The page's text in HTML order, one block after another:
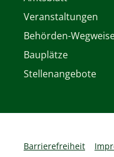
Veranstaltungen
Behörden-
Bauplätze
Stellenangebote
Barrierefreiheit